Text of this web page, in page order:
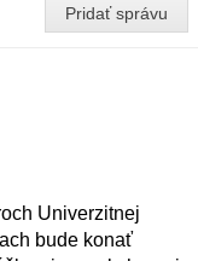
Pridať správu
Univerzitnej
bude konať